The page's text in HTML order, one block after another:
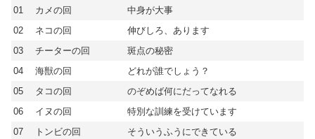
01 カメの回
中身が大事
02
ネコの回
伸びしろ、あります
03
チーターの回
斑点の秘密
04
海獣の回
どれが誰でしょう？
05
タコの回
のぞめば何にだってなれる
06
イヌの回
特別な訓練を受けています
07
トンビの回
そういうふうにできている